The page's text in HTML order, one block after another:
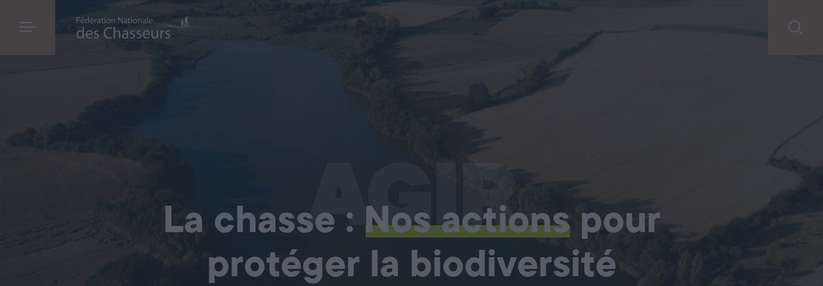
AGIR
La chasse : Nos actionspour
protéger la biodiversité